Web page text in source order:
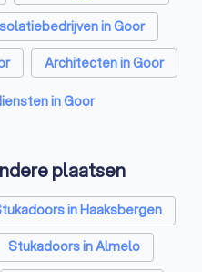
in Goor
Architecten in Goor
in Goor
in Goor
in Goor
in Goor
in Goor
plaatsen
in Haaksbergen
Stukadoors in Almelo